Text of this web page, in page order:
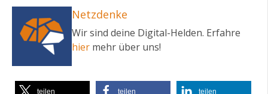
Netzdenke
Wir sind deine Digital-Helden. Erfahre
hier mehr über uns!
teilen teilen teilen